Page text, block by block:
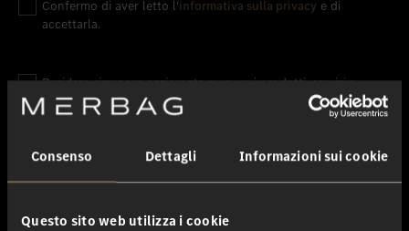
Consenso Dettagli Informazioni sui cookie
Questo sito web utilizza i cookie
Confermo di aver letto l'informativa sulla privacy e di
accettarla.
Desidero rimanere aggiornato su nuovi prodotti, servizi e
iniziative di Merbag S.p.A. mediante comunicazioni di
contenuto promozionale via posta cartacea e contatti
iniziative di Merbag S.p.A. mediante comunicazioni di